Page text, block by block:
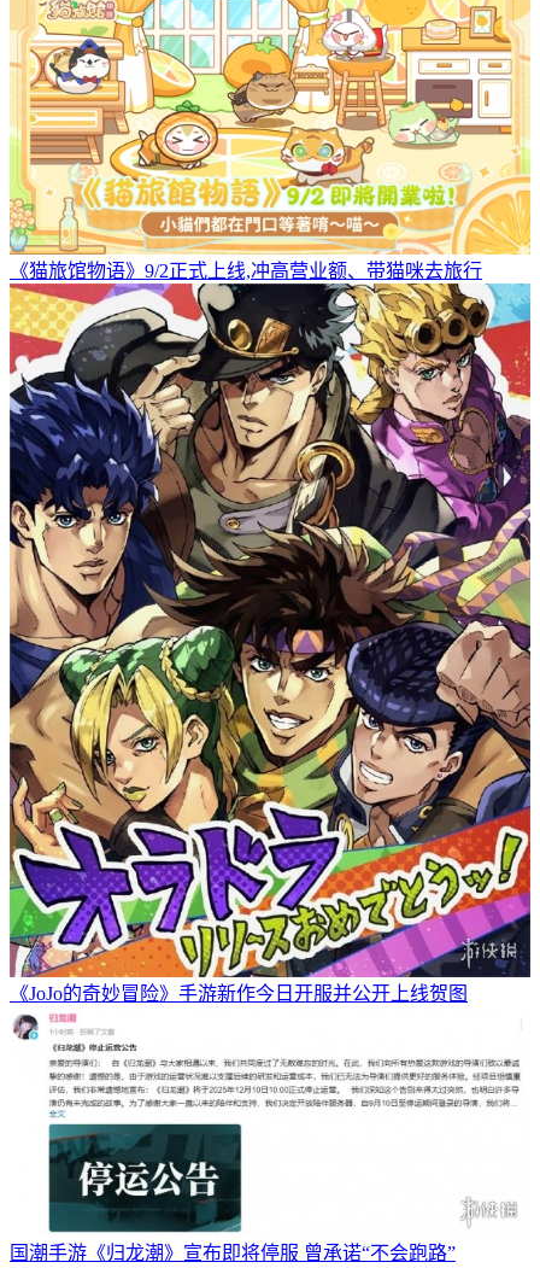
《猫旅馆物语》9/2正式上线,冲高营业额、带猫咪去旅行
《JoJo的奇妙冒险》手游新作今日开服并公开上线贺图
国潮手游《归龙潮》宣布即将停服 曾承诺“不会跑路”